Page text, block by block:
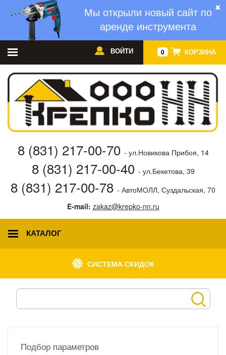
✖
Мы открыли новый сайт по
аренде инструмента
0 КОРЗИНА
ВОЙТИ
8 (831) 217-00-70 - ул.Новикова Прибоя, 14
8 (831) 217-00-40 - ул.Бекетова, 39
8 (831) 217-00-78 - АвтоМОЛЛ, Суздальская, 70
E-mail: zakaz@krepko-nn.ru
КАТАЛОГ
СИСТЕМА СКИДОК
Подбор параметров